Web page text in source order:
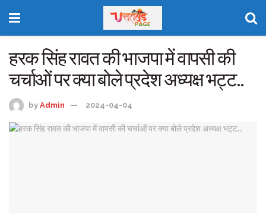
हरक सिंह रावत की भाजपा में वापसी की
चर्चाओं पर क्या बोले प्रदेश अध्यक्ष भट्ट..
by Admin 2024-04-04